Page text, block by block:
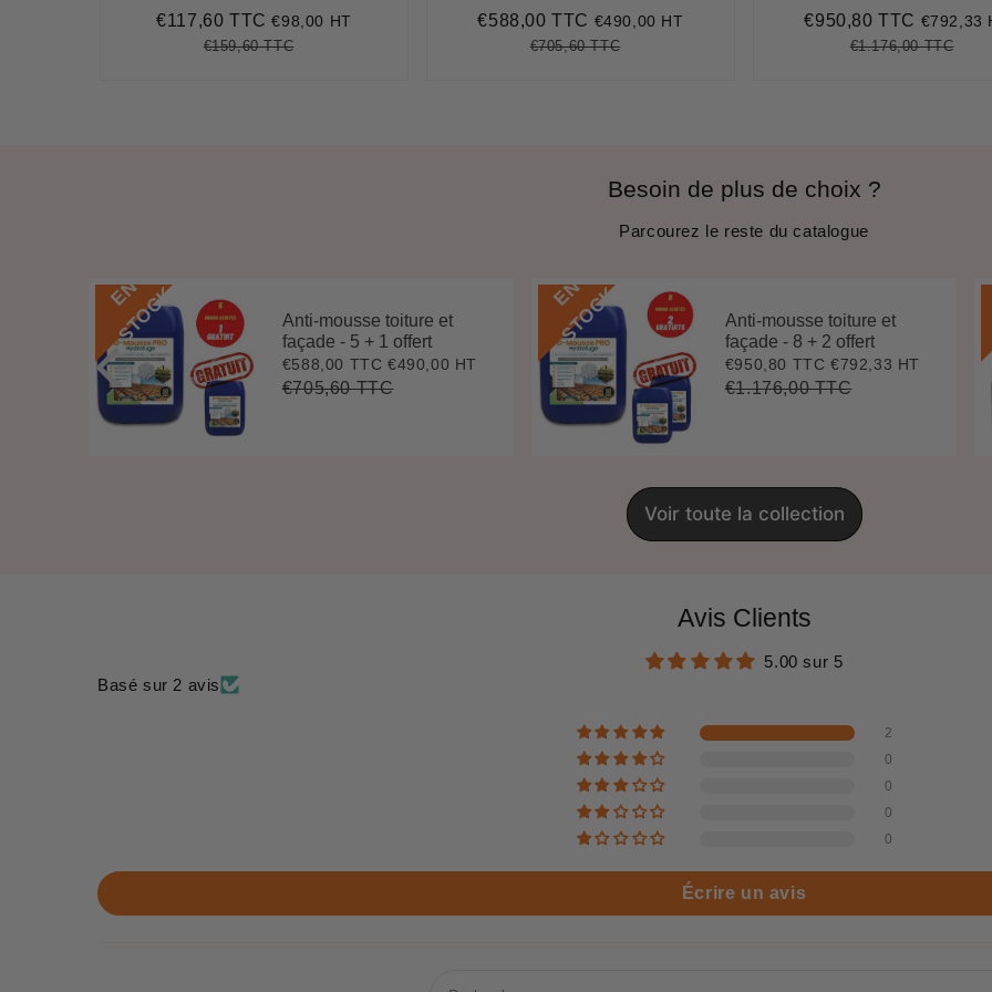
Prix
€117,60 TTC€117,60
€98,00 HT
Prix
€159,60 TTC€159,60
Prix
€588,00 TTC €588,00
€490,00 HT
Prix
€705,60 TTC€705,60
Prix
€950,80 TTC €950,80
€792,33
Prix
€1.176,00 TTC
Besoin de plus de choix ?
Parcourez le reste du catalogue
E
N
S
T
O
C
K
Anti-mousse toiture et
façade - 5 + 1 offert
Prix
réduit
€588,00 TTC €588,00
€490,00 HT
Prix
€705,60 TTC€705,60
E
N
S
T
O
C
K
Anti-mousse toiture et
façade - 8 + 2 offert
Prix
réduit
€950,80 TTC €950,80
€792,33 HT
Prix
€1.176,00 TTC€1.176,00
Voir toute la collection
Avis Clients
5.00 sur 5
Basé sur 2 avis
2
0
0
0
0
Écrire un avis